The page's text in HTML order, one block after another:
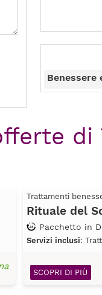
Benessere
di
Trattamenti
Rituale del
Pacchetto in
Servizi inclusi:
SCOPRI DI PIÙ